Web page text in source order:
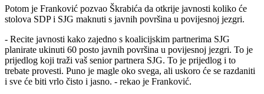
Potom je Franković pozvao Škrabića da otkrije javnosti koliko će
stolova SDP i SJG maknuti s javnih površina u povijesnoj jezgri.
- Recite javnosti kako zajedno s koalicijskim partnerima SJG
planirate ukinuti 60 posto javnih površina u povijesnoj jezgri. To je
prijedlog koji traži vaš senior partnera SJG. To je prijedlog i to
trebate provesti. Puno je magle oko svega, ali uskoro će se razdaniti
i sve će biti vrlo čisto i jasno. - rekao je Franković.